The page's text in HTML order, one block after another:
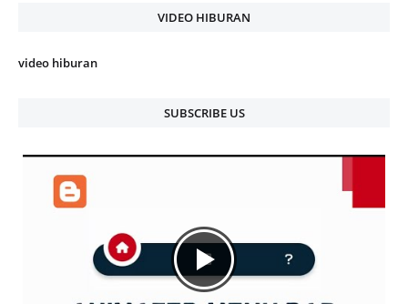
VIDEO HIBURAN
video hiburan
SUBSCRIBE US